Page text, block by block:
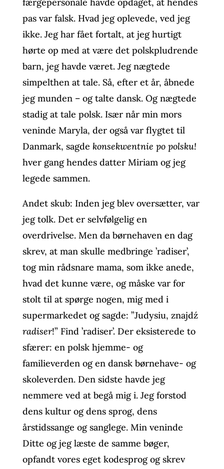
pas var falsk. Hvad jeg oplevede, ved jeg
ikke. Jeg har fået fortalt, at jeg hurtigt
hørte op med at være det polskpludrende
barn, jeg havde været. Jeg nægtede
simpelthen at tale. Så, efter et år, åbnede
jeg munden – og talte dansk. Og nægtede
stadig at tale polsk. Især når min mors
veninde Maryla, der også var flygtet til
Danmark, sagde konsekwentnie po polsku!
hver gang hendes datter Miriam og jeg
legede sammen.
Andet skub: Inden jeg blev oversætter, var
jeg tolk. Det er selvfølgelig en
overdrivelse. Men da børnehaven en dag
skrev, at man skulle medbringe ’radiser’,
tog min rådsnare mama, som ikke anede,
hvad det kunne være, og måske var for
stolt til at spørge nogen, mig med i
supermarkedet og sagde: ”Judysiu, znajdź
radiser!” Find ’radiser’. Der eksisterede to
sfærer: en polsk hjemme- og
familieverden og en dansk børnehave- og
skoleverden. Den sidste havde jeg
nemmere ved at begå mig i. Jeg forstod
dens kultur og dens sprog, dens
årstidssange og sanglege. Min veninde
Ditte og jeg læste de samme bøger,
opfandt vores eget kodesprog og skrev